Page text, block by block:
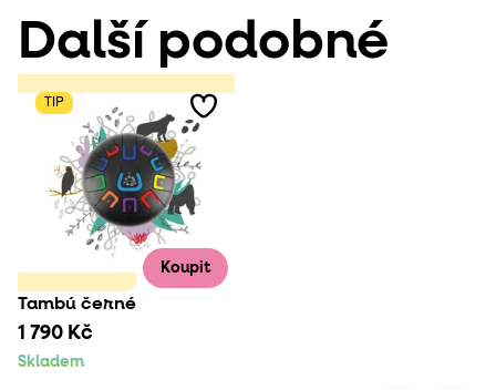
Další podobné
TIP
Koupit
Tambú černé
1 790 Kč
Skladem